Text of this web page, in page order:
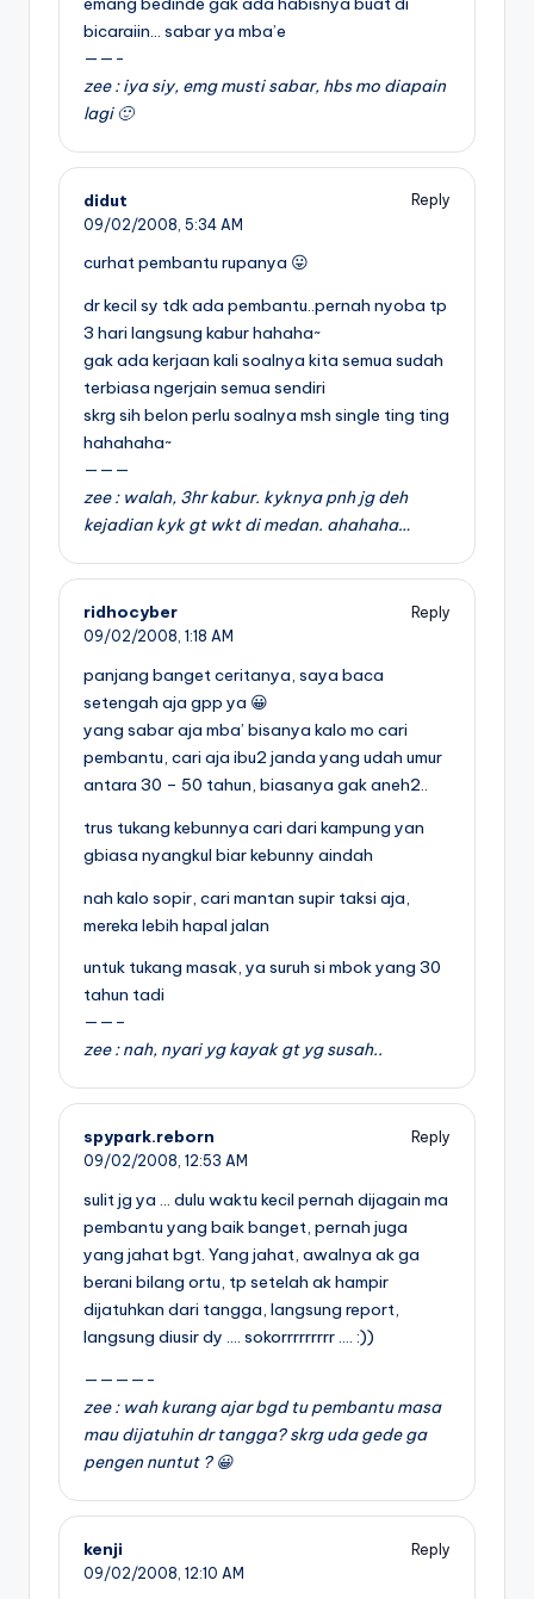
bicaraiin… sabar ya mba’e
——-
zee : iya siy, emg musti sabar, hbs mo diapain
lagi 🙂
didut
Reply
09/02/2008, 5:34 AM
curhat pembantu rupanya 😛
dr kecil sy tdk ada pembantu..pernah nyoba tp
3 hari langsung kabur hahaha~
gak ada kerjaan kali soalnya kita semua sudah
terbiasa ngerjain semua sendiri
skrg sih belon perlu soalnya msh single ting ting
hahahaha~
———
zee : walah, 3hr kabur. kyknya pnh jg deh
kejadian kyk gt wkt di medan. ahahaha…
ridhocyber
Reply
09/02/2008, 1:18 AM
panjang banget ceritanya, saya baca
setengah aja gpp ya 😀
yang sabar aja mba’ bisanya kalo mo cari
pembantu, cari aja ibu2 janda yang udah umur
antara 30 – 50 tahun, biasanya gak aneh2..
trus tukang kebunnya cari dari kampung yan
gbiasa nyangkul biar kebunny aindah
nah kalo sopir, cari mantan supir taksi aja,
mereka lebih hapal jalan
untuk tukang masak, ya suruh si mbok yang 30
tahun tadi
——–
zee : nah, nyari yg kayak gt yg susah..
spypark.reborn
Reply
09/02/2008, 12:53 AM
sulit jg ya … dulu waktu kecil pernah dijagain ma
pembantu yang baik banget, pernah juga
yang jahat bgt. Yang jahat, awalnya ak ga
berani bilang ortu, tp setelah ak hampir
dijatuhkan dari tangga, langsung report,
langsung diusir dy …. sokorrrrrrrrr …. :))
————-
zee : wah kurang ajar bgd tu pembantu masa
mau dijatuhin dr tangga? skrg uda gede ga
pengen nuntut ? 😀
kenji
Reply
09/02/2008, 12:10 AM